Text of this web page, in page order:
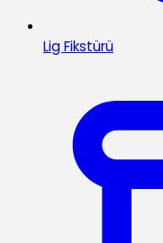
Lig Fikstürü